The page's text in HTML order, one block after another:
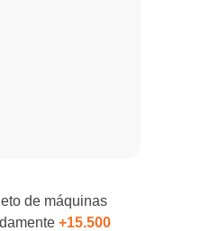
de máquinas
+15.500